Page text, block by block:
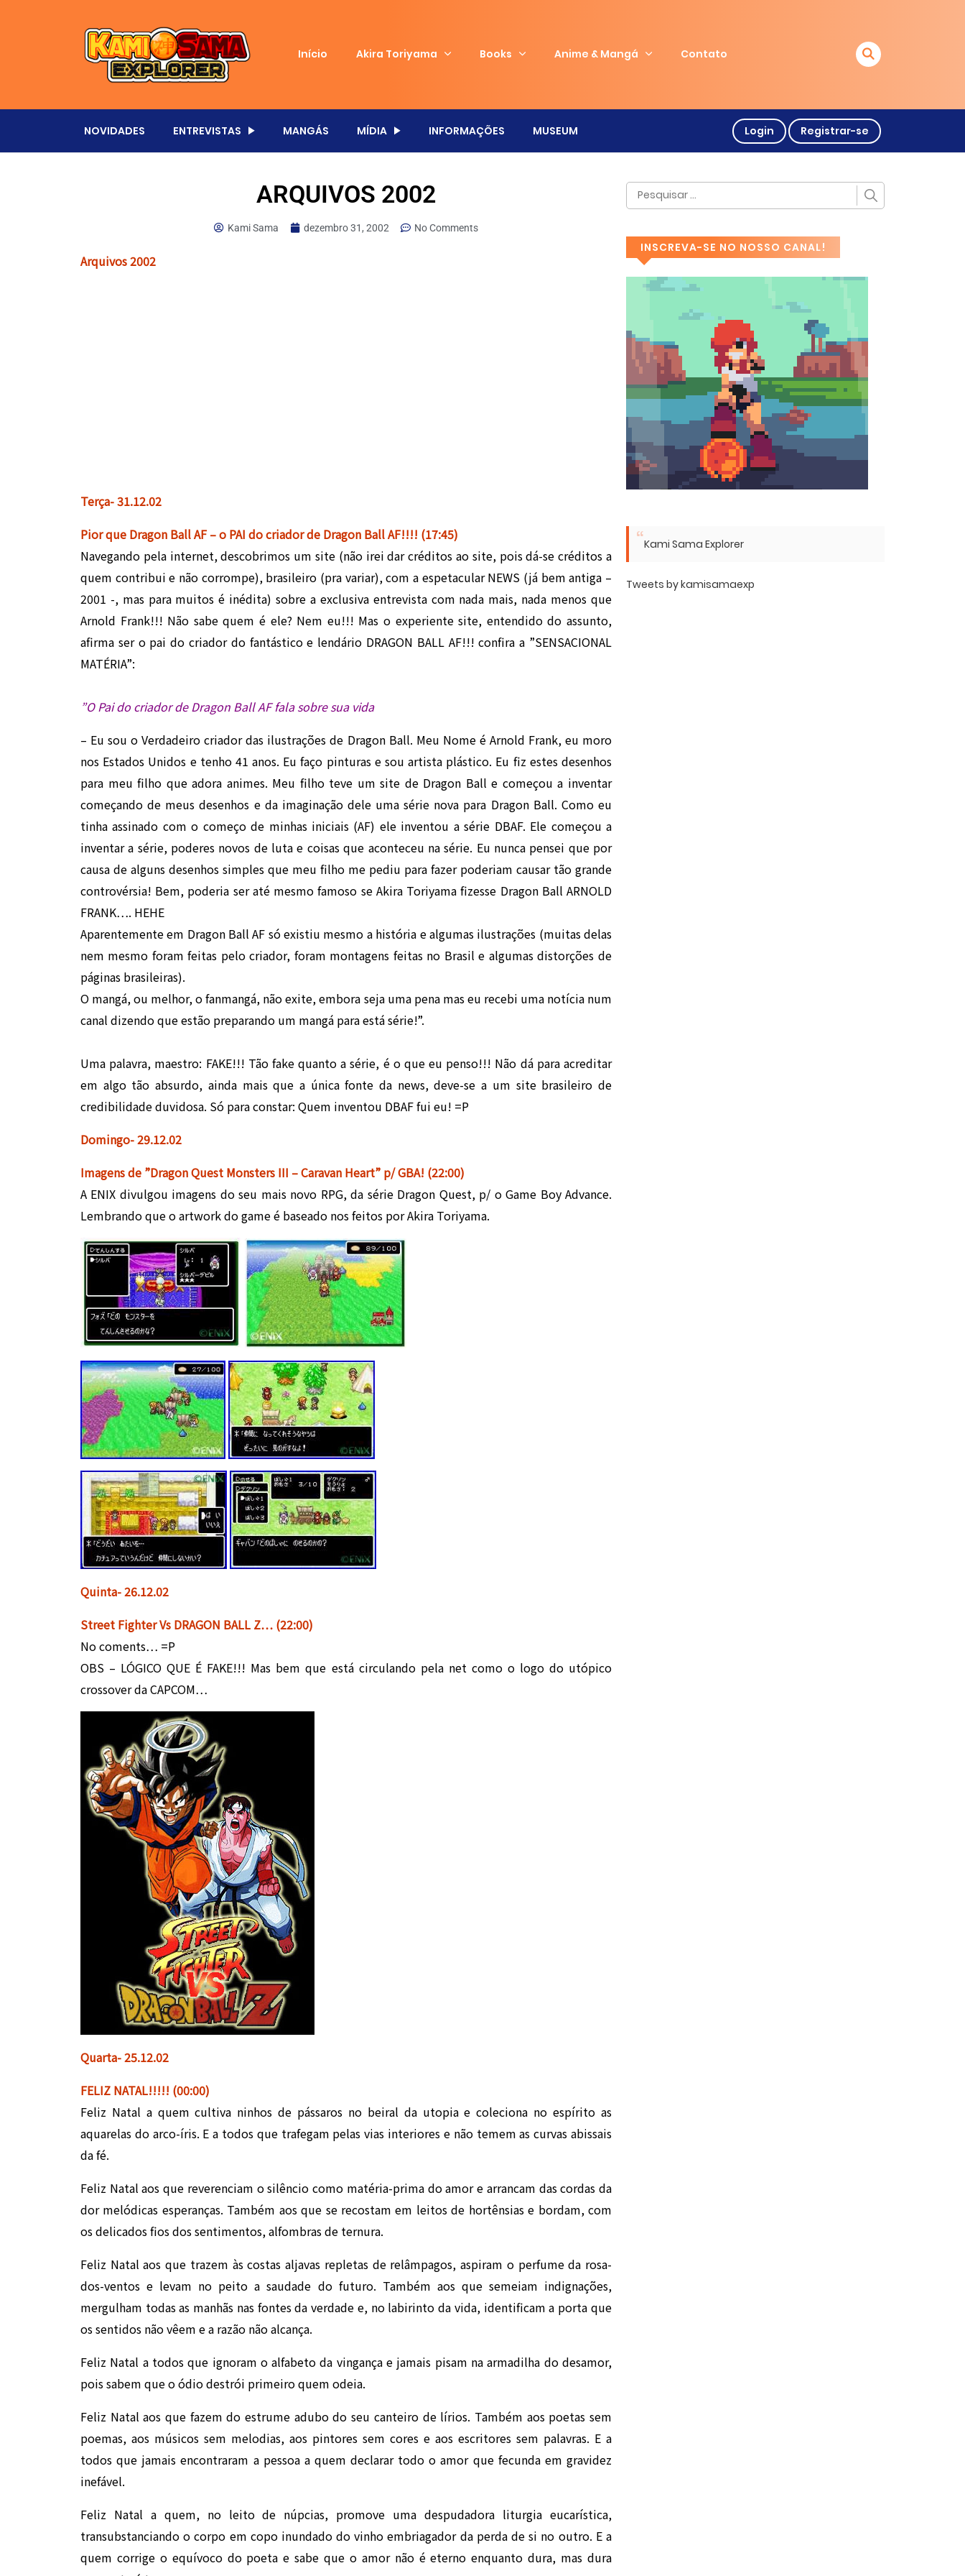
Início Akira Toriyama Books Anime & Mangá Contato
NOVIDADES ENTREVISTAS MANGÁS MÍDIA INFORMAÇÕES MUSEUM Login Registrar-se
ARQUIVOS 2002
Kami Sama dezembro 31, 2002 No Comments
Arquivos 2002
Terça- 31.12.02
Pior que Dragon Ball AF – o PAI do criador de Dragon Ball AF!!!! (17:45)
Navegando pela internet, descobrimos um site (não irei dar créditos ao site, pois dá-se créditos a
quem contribui e não corrompe), brasileiro (pra variar), com a espetacular NEWS (já bem antiga –
2001 -, mas para muitos é inédita) sobre a exclusiva entrevista com nada mais, nada menos que
Arnold Frank!!! Não sabe quem é ele? Nem eu!!! Mas o experiente site, entendido do assunto,
afirma ser o pai do criador do fantástico e lendário DRAGON BALL AF!!! confira a ”SENSACIONAL
MATÉRIA”:
”O Pai do criador de Dragon Ball AF fala sobre sua vida
– Eu sou o Verdadeiro criador das ilustrações de Dragon Ball. Meu Nome é Arnold Frank, eu moro
nos Estados Unidos e tenho 41 anos. Eu faço pinturas e sou artista plástico. Eu fiz estes desenhos
para meu filho que adora animes. Meu filho teve um site de Dragon Ball e começou a inventar
começando de meus desenhos e da imaginação dele uma série nova para Dragon Ball. Como eu
tinha assinado com o começo de minhas iniciais (AF) ele inventou a série DBAF. Ele começou a
inventar a série, poderes novos de luta e coisas que aconteceu na série. Eu nunca pensei que por
causa de alguns desenhos simples que meu filho me pediu para fazer poderiam causar tão grande
controvérsia! Bem, poderia ser até mesmo famoso se Akira Toriyama fizesse Dragon Ball ARNOLD
FRANK…. HEHE
Aparentemente em Dragon Ball AF só existiu mesmo a história e algumas ilustrações (muitas delas
nem mesmo foram feitas pelo criador, foram montagens feitas no Brasil e algumas distorções de
páginas brasileiras).
O mangá, ou melhor, o fanmangá, não exite, embora seja uma pena mas eu recebi uma notícia num
canal dizendo que estão preparando um mangá para está série!”.
Uma palavra, maestro: FAKE!!! Tão fake quanto a série, é o que eu penso!!! Não dá para acreditar
em algo tão absurdo, ainda mais que a única fonte da news, deve-se a um site brasileiro de
credibilidade duvidosa. Só para constar: Quem inventou DBAF fui eu! =P
Domingo- 29.12.02
Imagens de ”Dragon Quest Monsters III – Caravan Heart” p/ GBA! (22:00)
A ENIX divulgou imagens do seu mais novo RPG, da série Dragon Quest, p/ o Game Boy Advance.
Lembrando que o artwork do game é baseado nos feitos por Akira Toriyama.
Quinta- 26.12.02
Street Fighter Vs DRAGON BALL Z… (22:00)
No coments… =P
OBS – LÓGICO QUE É FAKE!!! Mas bem que está circulando pela net como o logo do utópico
crossover da CAPCOM…
Quarta- 25.12.02
FELIZ NATAL!!!!! (00:00)
Feliz Natal a quem cultiva ninhos de pássaros no beiral da utopia e coleciona no espírito as
aquarelas do arco-íris. E a todos que trafegam pelas vias interiores e não temem as curvas abissais
da fé.
Feliz Natal aos que reverenciam o silêncio como matéria-prima do amor e arrancam das cordas da
dor melódicas esperanças. Também aos que se recostam em leitos de hortênsias e bordam, com
os delicados fios dos sentimentos, alfombras de ternura.
Feliz Natal aos que trazem às costas aljavas repletas de relâmpagos, aspiram o perfume da rosa-
dos-ventos e levam no peito a saudade do futuro. Também aos que semeiam indignações,
mergulham todas as manhãs nas fontes da verdade e, no labirinto da vida, identificam a porta que
os sentidos não vêem e a razão não alcança.
Feliz Natal a todos que ignoram o alfabeto da vingança e jamais pisam na armadilha do desamor,
pois sabem que o ódio destrói primeiro quem odeia.
Feliz Natal aos que fazem do estrume adubo do seu canteiro de lírios. Também aos poetas sem
poemas, aos músicos sem melodias, aos pintores sem cores e aos escritores sem palavras. E a
todos que jamais encontraram a pessoa a quem declarar todo o amor que fecunda em gravidez
inefável.
Feliz Natal a quem, no leito de núpcias, promove uma despudadora liturgia eucarística,
transubstanciando o corpo em copo inundado do vinho embriagador da perda de si no outro. E a
quem corrige o equívoco do poeta e sabe que o amor não é eterno enquanto dura, mas dura
INSCREVA-SE NO NOSSO CANAL!
Kami Sama Explorer
Tweets by kamisamaexp